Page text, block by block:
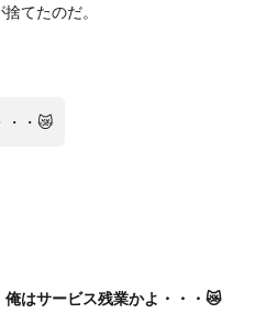
てたのだ。
・ 😿
はサービス残業かよ・・・ 😿